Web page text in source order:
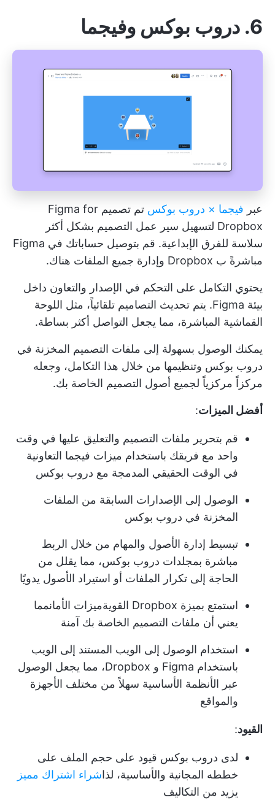
6. دروب بوكس وفيجما
عبر فيجما × دروب بوكس
تم تصميم Figma for
Dropbox لتسهيل سير عمل التصميم بشكل أكثر
سلاسة للفرق الإبداعية. قم بتوصيل حساباتك في Figma
مباشرةً ب Dropbox وإدارة جميع الملفات هناك.
يحتوي التكامل على التحكم في الإصدار والتعاون داخل
بيئة Figma. يتم تحديث التصاميم تلقائياً، مثل اللوحة
القماشية المباشرة، مما يجعل التواصل أكثر بساطة.
يمكنك الوصول بسهولة إلى ملفات التصميم المخزنة في
دروب بوكس وتنظيمها من خلال هذا التكامل، وجعله
مركزاً مركزياً لجميع أصول التصميم الخاصة بك.
أفضل الميزات:
قم بتحرير ملفات التصميم والتعليق عليها في وقت
واحد مع فريقك باستخدام ميزات فيجما التعاونية
في الوقت الحقيقي المدمجة مع دروب بوكس
الوصول إلى الإصدارات السابقة من الملفات
المخزنة في دروب بوكس
تبسيط إدارة الأصول والمهام من خلال الربط
مباشرة بمجلدات دروب بوكس، مما يقلل من
الحاجة إلى تكرار الملفات أو استيراد الأصول يدويًا
استمتع بميزة Dropbox القوية ميزات الأمانمما
يعني أن ملفات التصميم الخاصة بك آمنة
استخدام الوصول إلى الويب المستند إلى الويب
باستخدام Figma و Dropbox، مما يجعل الوصول
عبر الأنظمة الأساسية سهلاً من مختلف الأجهزة
والمواقع
القيود:
لدى دروب بوكس قيود على حجم الملف على
خططه المجانية والأساسية، لذاشراء اشتراك مميز
يزيد من التكاليف